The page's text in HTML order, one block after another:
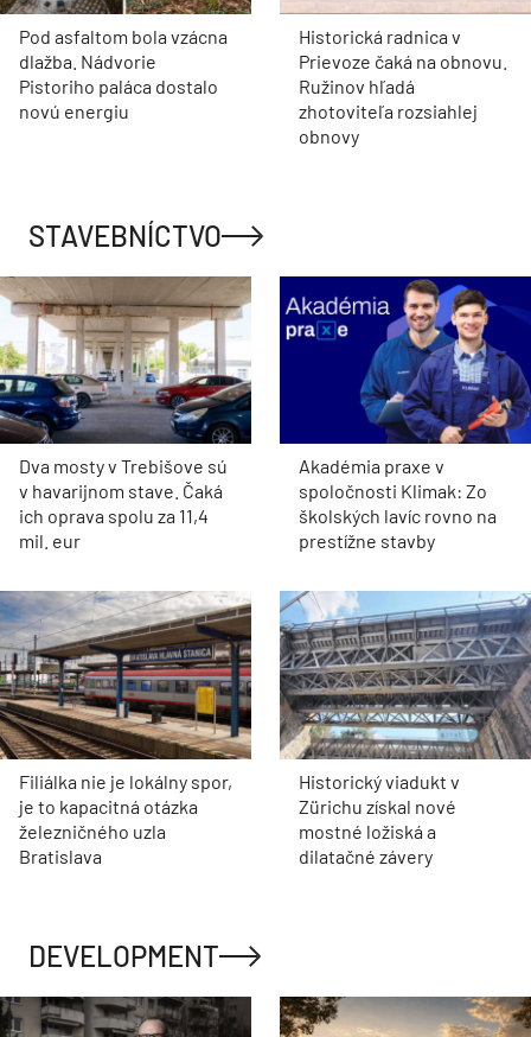
Pod asfaltom bola vzácna
dlažba. Nádvorie
Pistoriho paláca dostalo
novú energiu
Historická radnica v
Prievoze čaká na obnovu.
Ružinov hľadá
zhotoviteľa rozsiahlej
obnovy
STAVEBNÍCTVO
Dva mosty v Trebišove sú
v havarijnom stave. Čaká
ich oprava spolu za 11,4
mil. eur
Akadémia praxe v
spoločnosti Klimak: Zo
školských lavíc rovno na
prestížne stavby
Filiálka nie je lokálny spor,
je to kapacitná otázka
železničného uzla
Bratislava
Historický viadukt v
Zürichu získal nové
mostné ložiská a
dilatačné závery
DEVELOPMENT